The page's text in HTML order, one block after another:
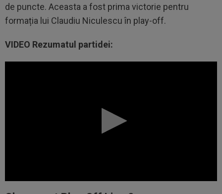
de puncte. Aceasta a fost prima victorie pentru
formația lui Claudiu Niculescu în play-off.
VIDEO Rezumatul partidei: